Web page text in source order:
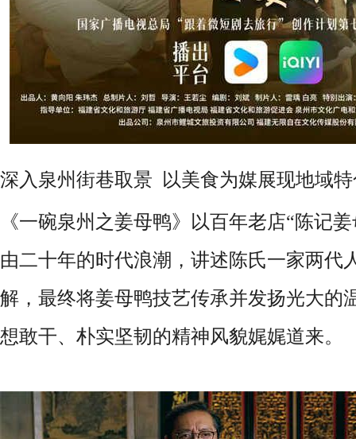
深入泉州街巷取景 以美食为媒展现地域
《一碗泉州之姜母鸭》以百年老店“陈记
由二十年的时代浪潮，讲述陈氏一家两代
解，最终将姜母鸭技艺传承并发扬光大的
想敢干、朴实坚韧的精神风貌娓娓道来。